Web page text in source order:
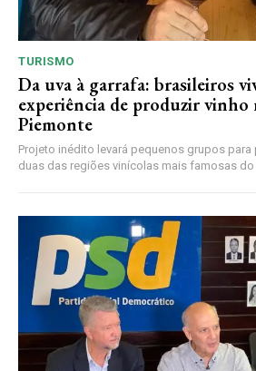
TURISMO
Da uva à garrafa: brasileiros
experiência de produzir vinho
Piemonte
Projeto inédito levará pequenos grupos para